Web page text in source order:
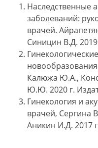
Наследственные
заболеваний:
врачей.
Синицин В.Д.
Калюжа Ю.А.,
Ю.Ю. 2020 г.
Гинекология и
врачей, Сергина
Аникин И.Д. 2017